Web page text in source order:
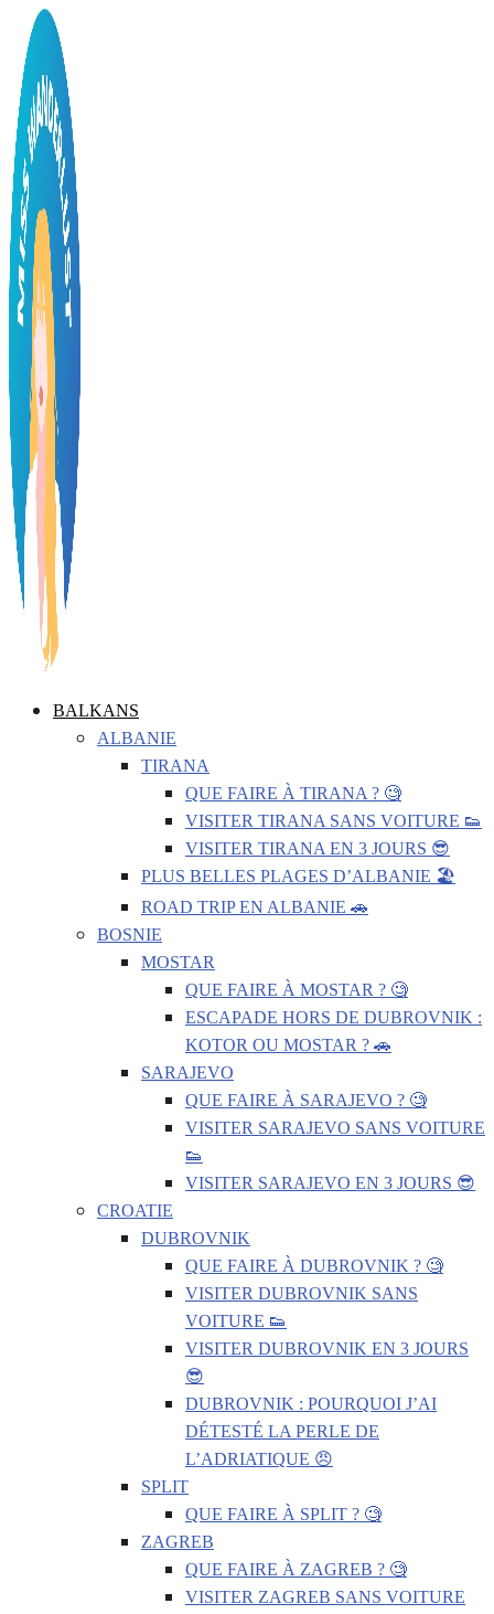
BALKANS
ALBANIE
TIRANA
QUE FAIRE À TIRANA ? 🧐
VISITER TIRANA SANS VOITURE 👟
VISITER TIRANA EN 3 JOURS 😎
PLUS BELLES PLAGES D’ALBANIE 🏖️
ROAD TRIP EN ALBANIE 🚗
BOSNIE
MOSTAR
QUE FAIRE À MOSTAR ? 🧐
ESCAPADE HORS DE DUBROVNIK :
KOTOR OU MOSTAR ? 🚗
SARAJEVO
QUE FAIRE À SARAJEVO ? 🧐
VISITER SARAJEVO SANS VOITURE
👟
VISITER SARAJEVO EN 3 JOURS 😎
CROATIE
DUBROVNIK
QUE FAIRE À DUBROVNIK ? 🧐
VISITER DUBROVNIK SANS
VOITURE 👟
VISITER DUBROVNIK EN 3 JOURS
😎
DUBROVNIK : POURQUOI J’AI
DÉTESTÉ LA PERLE DE
L’ADRIATIQUE 😠
SPLIT
QUE FAIRE À SPLIT ? 🧐
ZAGREB
QUE FAIRE À ZAGREB ? 🧐
VISITER ZAGREB SANS VOITURE